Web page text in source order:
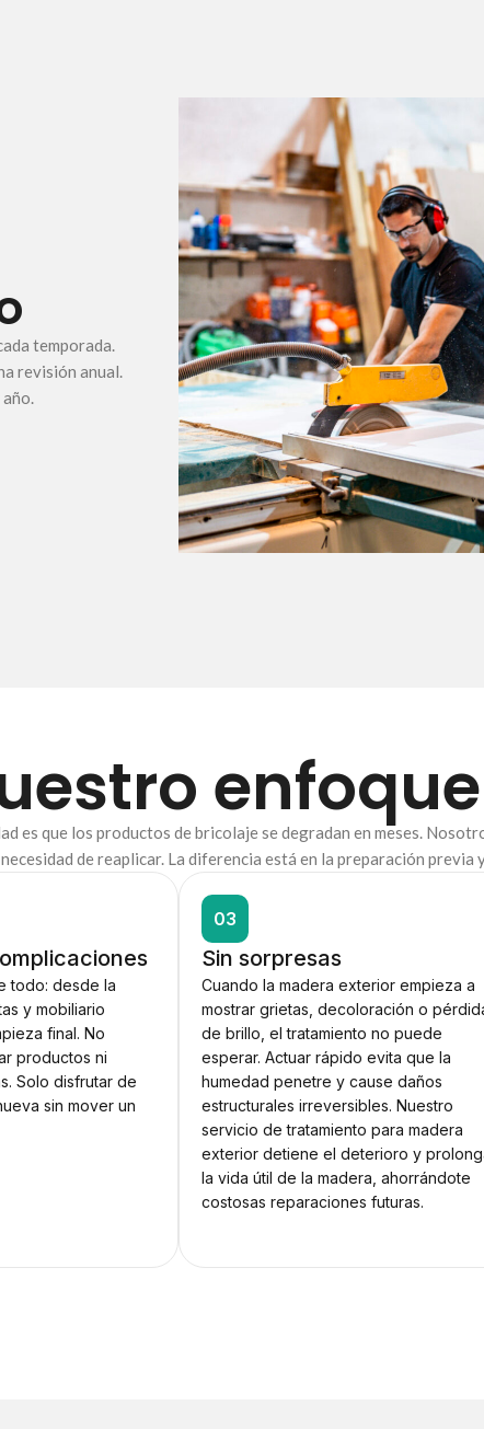
temporada.
revisión anual.
es que los productos de bricolaje se degradan en meses.
de reaplicar. La diferencia está en la preparación previa
todo: desde la
y mobiliario
final. No
productos ni
Solo disfrutar de
sin mover un
03
Sin sorpresas
Cuando la madera exterior empieza a
mostrar grietas, decoloración o
de brillo, el tratamiento no puede
esperar. Actuar rápido evita que la
humedad penetre y cause daños
estructurales irreversibles. Nuestro
servicio de tratamiento para madera
exterior detiene el deterioro y
la vida útil de la madera, ahorrándote
costosas reparaciones futuras.